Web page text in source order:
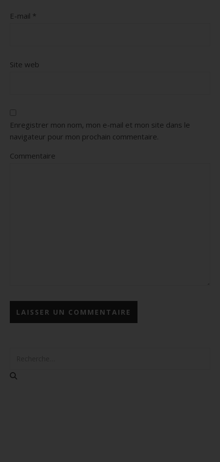
E-mail *
Site web
Enregistrer mon nom, mon e-mail et mon site dans le
navigateur pour mon prochain commentaire.
Commentaire